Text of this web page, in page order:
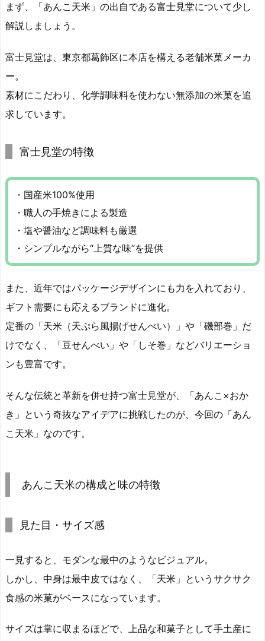
まず、「あんこ天米」の出自である富士見堂について少し
解説しましょう。
富士見堂は、東京都葛飾区に本店を構える老舗米菓メーカ
ー。
素材にこだわり、化学調味料を使わない無添加の米菓を追
求しています。
富士見堂の特徴
・国産米100%使用
・職人の手焼きによる製造
・塩や醤油など調味料も厳選
・シンプルながら“上質な味”を提供
また、近年ではパッケージデザインにも力を入れており、
ギフト需要にも応えるブランドに進化。
定番の「天米（天ぷら風揚げせんべい）」や「磯部巻」だ
けでなく、「豆せんべい」や「しそ巻」などバリエーショ
ンも豊富です。
そんな伝統と革新を併せ持つ富士見堂が、「あんこ×おか
き」という奇抜なアイデアに挑戦したのが、今回の「あん
こ天米」なのです。
あんこ天米の構成と味の特徴
見た目・サイズ感
一見すると、モダンな最中のようなビジュアル。
しかし、中身は最中皮ではなく、「天米」というサクサク
食感の米菓がベースになっています。
サイズは掌に収まるほどで、上品な和菓子として手土産に